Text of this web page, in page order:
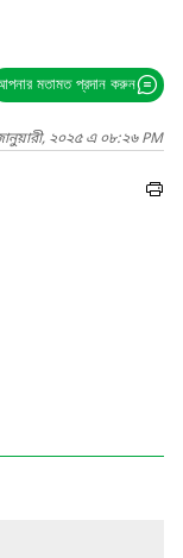
মতামত প্রদান করুন
২০২৫ এ ০৮:২৬ PM